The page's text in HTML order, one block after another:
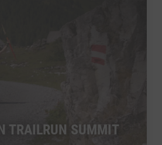
TRAILRUN SUMMIT